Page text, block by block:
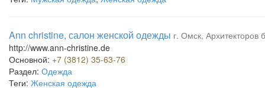
Ann christine, салон женской одежды г. Омск,
http://www.ann-christine.de
Основной: +7 (3812) 35-63-76
Раздел: Одежда
Теги: Женская одежда